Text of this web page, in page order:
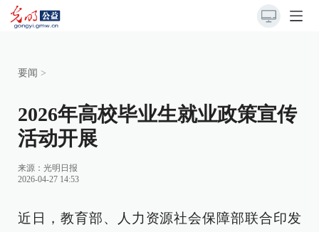
要闻 >
2026年高校毕业生就业政策宣传
活动开展
来源： 光明日报
2026-04-27 14:53
近日，教育部、人力资源社会保障部联合印发